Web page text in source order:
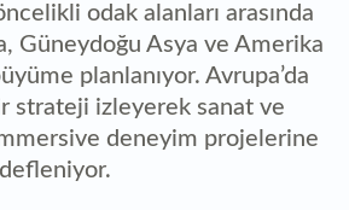
odak alanları arasında
Güneydoğu Asya ve Amerika
planlanıyor. Avrupa’da
strateji izleyerek sanat ve
deneyim projelerine